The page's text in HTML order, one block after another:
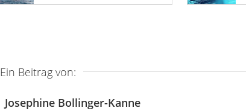
Ein Beitrag von:
Josephine Bollinger-Kanne